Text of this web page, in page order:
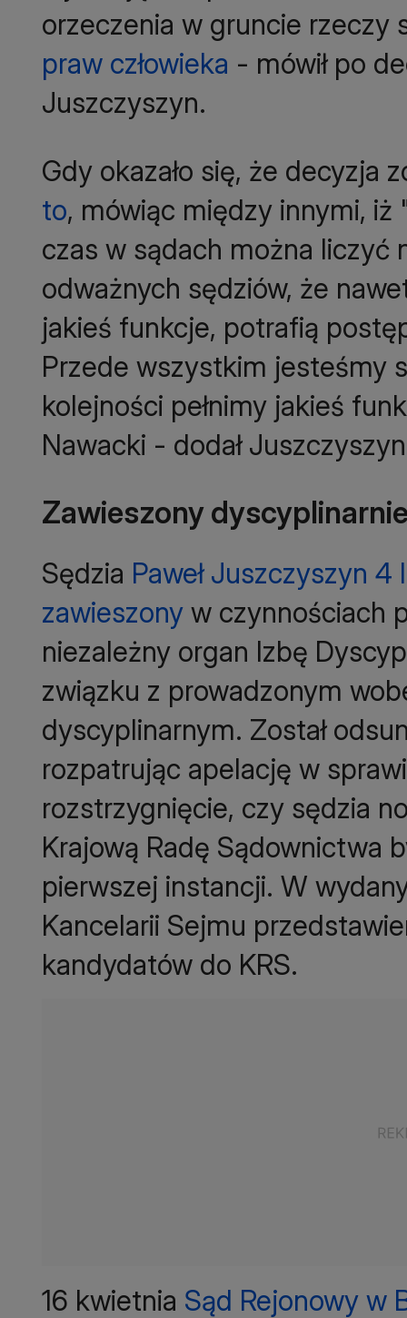
orzeczenia w gruncie rzeczy
praw człowieka - mówił po
Juszczyszyn.
Gdy okazało się, że decyzja
to, mówiąc między innymi, iż
czas w sądach można liczyć
odważnych sędziów, że
jakieś funkcje, potrafią
Przede wszystkim jesteśmy
kolejności pełnimy jakieś
Nawacki - dodał
Zawieszony
Sędzia Paweł Juszczyszyn
zawieszony w czynnościach
niezależny organ Izbę
związku z prowadzonym
dyscyplinarnym. Został
rozpatrując apelację w
rozstrzygnięcie, czy sędzia
Krajową Radę Sądownictwa
pierwszej instancji. W
Kancelarii Sejmu
kandydatów do KRS.
16 kwietnia Sąd Rejonowy w